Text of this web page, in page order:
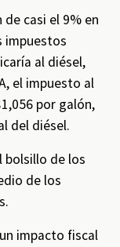
casi el 9% en
impuestos
al diésel,
el impuesto al
por galón,
del diésel.
bolsillo de los
de los
impacto fiscal